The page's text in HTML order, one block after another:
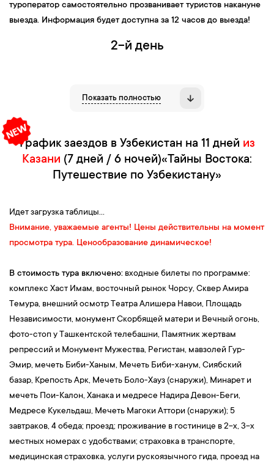
туроператор самостоятельно прозванивает туристов накануне
выезда. Информация будет доступна за 12 часов до выезда!
2-й день
3-й день
14:00 —
гостиницу. Отдых.
4-й день
08:00
Ориентировочное время прибытия в г. Ташкент.
Завтрак в кафе города.
09:00 — Встреча с экскурсоводом.
который сочетает в себе восточную экзотику и современность.
посещения духовного сердца столицы —
комплекса Хаст Имам
, где хранится уникальная исламская
реликвия — оригинал Корана Османа VII века. Затем вы
прогуляетесь по знаменитому восточному
рынку Чорсу
смешались ароматы специй, свежей выпечки и яркие краски
национального колорита.
13:15 — Обед в кафе города.
Сквер Амира Темура
— сердце
современного Ташкента, окружённое архитектурными
памятниками и тенистыми аллеями. По пути мы проедем мимо
Театра Алишера Навои
и сделаем остановку на
Площади
Показать полностью
График заездов в Узбекистан на 11 дней из
Казани (7 дней / 6 ночей)«Тайны Востока:
Путешествие по Узбекистану»
Идет загрузка таблицы...
Внимание, уважаемые агенты! Цены действительны на момент
просмотра тура. Ценообразование динамическое!
В стоимость тура включено: входные билеты по программе:
комплекс Хаст Имам, восточный рынок Чорсу, Сквер Амира
Темура, внешний осмотр Театра Алишера Навои, Площадь
Независимости, монумент Скорбящей матери и Вечный огонь,
фото-стоп у Ташкентской телебашни, Памятник жертвам
репрессий и Монумент Мужества, Регистан, мавзолей Гур-
Эмир, мечеть Биби-Ханым, Мечеть Биби-ханум, Сиябский
базар, Крепость Арк, Мечеть Боло-Хауз (снаружи), Минарет и
мечеть Пои-Калон, Ханака и медресе Надира Девон-Беги,
Медресе Кукельдаш, Мечеть Магоки Аттори (снаружи); 5
завтраков, 4 обеда; проезд; проживание в гостинице в 2-х, 3-х
местных номерах с удобствами; страховка в транспорте,
медицинская страховка, услуги рускоязычного гида, проезд на